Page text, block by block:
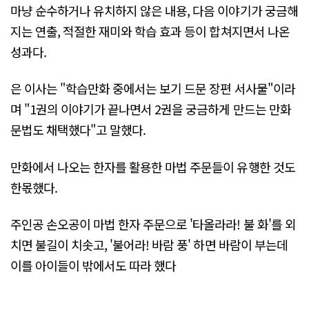
마냥 순수하거나 유치하지 않은 내용, 다음 이야기가 궁금해
지는 연출, 적절한 재미와 학습 효과 등이 합쳐지면서 나온
성과다.
은 이사는 "학습만화 중에서는 보기 드문 장편 서사물"이라
며 "1권의 이야기가 끝나면서 2권을 궁금하게 만드는 만화
문법도 채택했다"고 말했다.
만화에서 나오는 한자를 활용한 마법 주문들이 유행한 것도
한몫했다.
주인공 손오공이 마법 한자 주문으로 '타올라라! 불 화'를 외
치면 불길이 치솟고, '불어라! 바람 풍' 하면 바람이 부는데
이를 아이들이 밖에서도 따라 했다